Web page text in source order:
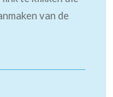
van de